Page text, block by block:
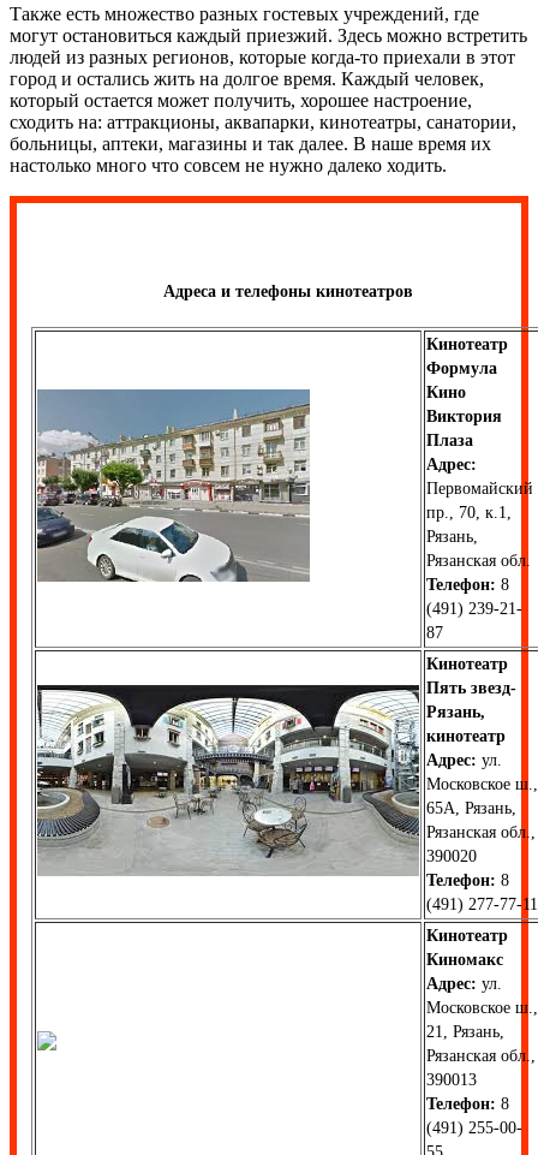
Также есть множество разных гостевых учреждений, где
могут остановиться каждый приезжий. Здесь можно встретить
людей из разных регионов, которые когда-то приехали в этот
город и остались жить на долгое время. Каждый человек,
который остается может получить, хорошее настроение,
сходить на: аттракционы, аквапарки, кинотеатры, санатории,
больницы, аптеки, магазины и так далее. В наше время их
настолько много что совсем не нужно далеко ходить.
Адреса и телефоны кинотеатров
Кинотеатр
Формула
Кино
Виктория
Плаза
Адрес:
Первомайский
пр., 70, к.1,
Рязань,
Рязанская обл.
Телефон: 8
(491) 239-21-
87
Кинотеатр
Пять звезд-
Рязань,
кинотеатр
Адрес: ул.
Московское ш.,
65А, Рязань,
Рязанская обл.,
390020
Телефон: 8
(491) 277-77-11
Кинотеатр
Киномакс
Адрес: ул.
Московское ш.,
21, Рязань,
Рязанская обл.,
390013
Телефон: 8
(491) 255-00-